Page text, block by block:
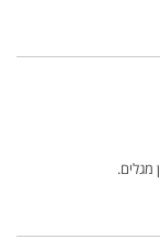
מגלים.